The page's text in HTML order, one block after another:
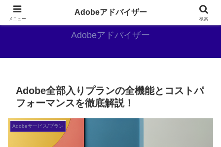
Adobe好きのAdobe推しブログ
Adobeアドバイザー
Adobe全部入りプランの全機能とコストパ
フォーマンスを徹底解説！
Adobeサービス/プラン
メニュー
Adobeアドバイザー
検索